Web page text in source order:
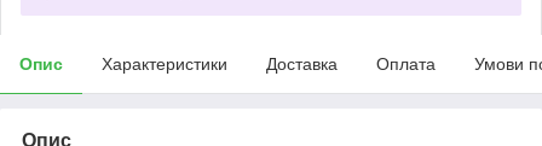
Опис Характеристики Доставка Оплата Умови
Опис